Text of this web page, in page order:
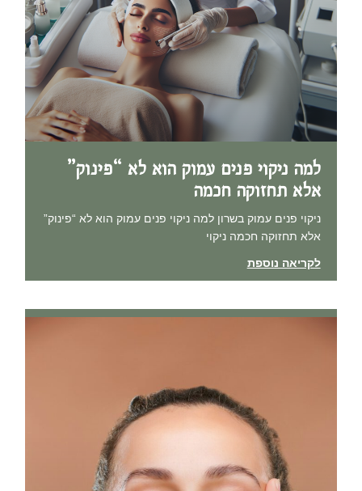
למה ניקוי פנים עמוק הוא לא “פינוק”
אלא תחזוקה חכמה
ניקוי פנים עמוק בשרון למה ניקוי פנים עמוק הוא לא “פינוק”
אלא תחזוקה חכמה ניקוי
לקריאה נוספת